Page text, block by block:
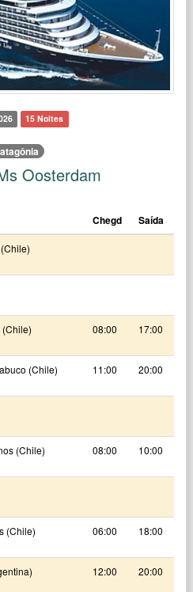
15 Noites
Oosterdam
Chegd Saída
(Chile) 08:00 17:00
(Chile) 11:00 20:00
(Chile) 08:00 10:00
(Chile) 06:00 18:00
12:00 20:00